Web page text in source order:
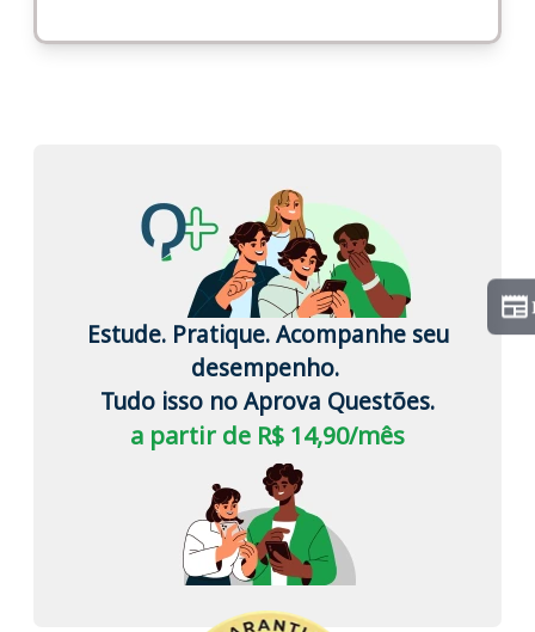
Estude. Pratique. Acompanhe seu
desempenho.
Tudo isso no Aprova Questões.
a partir de R$ 14,90/mês